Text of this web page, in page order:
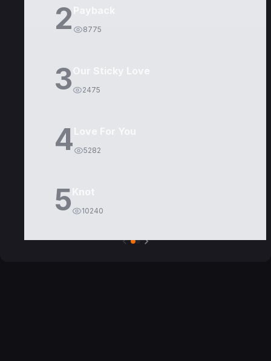
2 8775
3 2475
4 5282
5 10240